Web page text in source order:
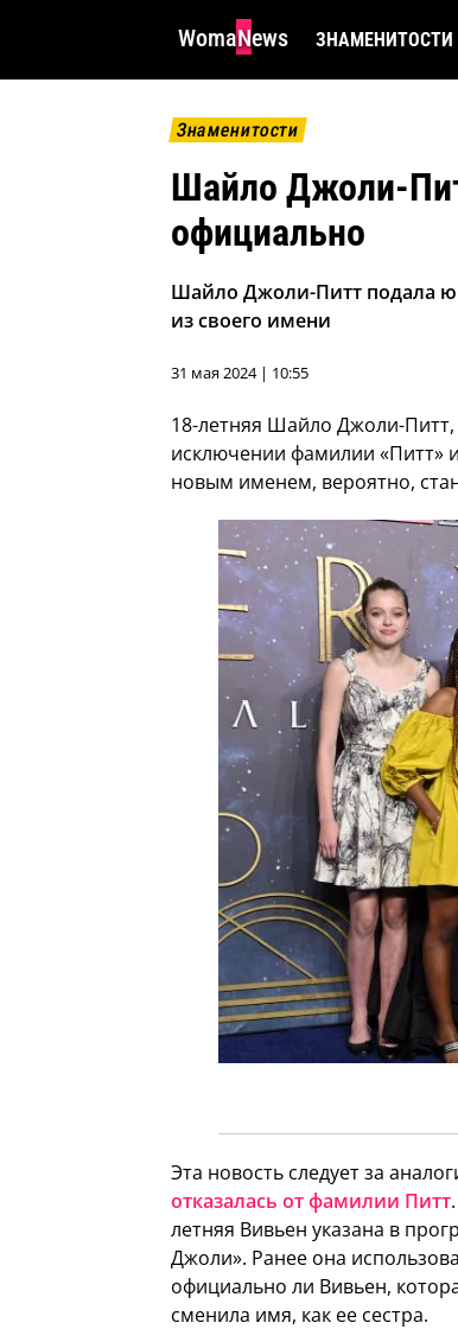
WomaNews ЗНАМЕНИТОСТИ
Знаменитости
Шайло Джоли-
официально
Шайло Джоли-Питт подала
из своего имени
31 мая 2024 | 10:55
18-летняя Шайло Джоли-
исключении фамилии «Питт»
новым именем, вероятно,
Эта новость следует за
отказалась от фамилии Питт
летняя Вивьен указана в
Джоли». Ранее она
официально ли Вивьен,
сменила имя, как ее сестра.